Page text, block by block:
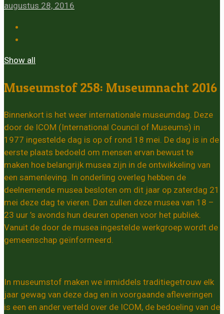
augustus 28, 2016
Show all
Museumstof 258: Museumnacht 2016
Binnenkort is het weer internationale museumdag. Deze
door de ICOM (International Council of Museums) in
1977 ingestelde dag is op of rond 18 mei. De dag is in de
eerste plaats bedoeld om mensen ervan bewust te
maken hoe belangrijk musea zijn in de ontwikkeling van
een samenleving. In onderling overleg hebben de
deelnemende musea besloten om dit jaar op zaterdag 21
mei deze dag te vieren. Dan zullen deze musea van 18 –
23 uur ’s avonds hun deuren openen voor het publiek.
Vanuit de door de musea ingestelde werkgroep wordt de
gemeenschap geïnformeerd.
In museumstof maken we inmiddels traditiegetrouw elk
jaar gewag van deze dag en in voorgaande afleveringen
is een en ander verteld over de ICOM, de bedoeling van de